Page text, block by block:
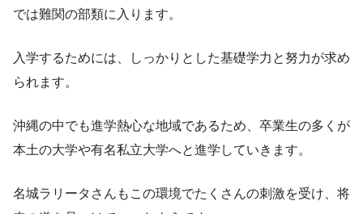
では難関の部類に入ります。
入学するためには、しっかりとした基礎学力と努力が求め
られます。
沖縄の中でも進学熱心な地域であるため、卒業生の多くが
本土の大学や有名私立大学へと進学していきます。
名城ラリータさんもこの環境でたくさんの刺激を受け、将